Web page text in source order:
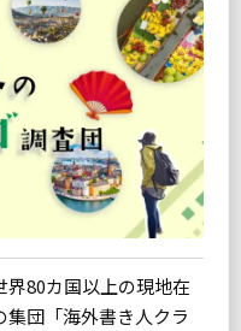
80カ国以上の現地在
団「海外書き人クラ